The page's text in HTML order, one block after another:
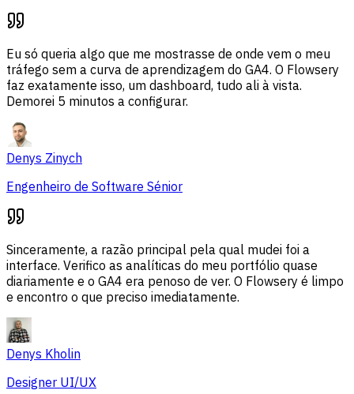
Eu só queria algo que me mostrasse de onde vem o meu
tráfego sem a curva de aprendizagem do GA4. O Flowsery
faz exatamente isso, um dashboard, tudo ali à vista.
Demorei 5 minutos a configurar.
Denys Zinych
Engenheiro de Software Sénior
Sinceramente, a razão principal pela qual mudei foi a
interface. Verifico as analíticas do meu portfólio quase
diariamente e o GA4 era penoso de ver. O Flowsery é limpo
e encontro o que preciso imediatamente.
Denys Kholin
Designer UI/UX